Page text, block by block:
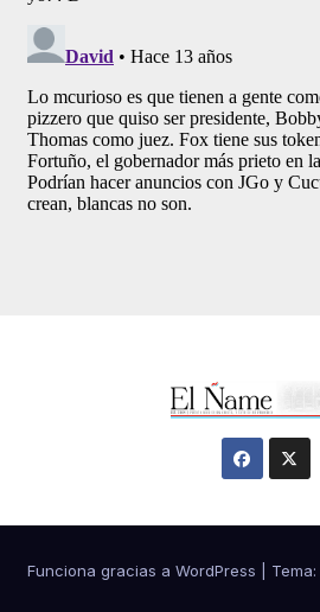
Funciona gracias a WordPress Tema: